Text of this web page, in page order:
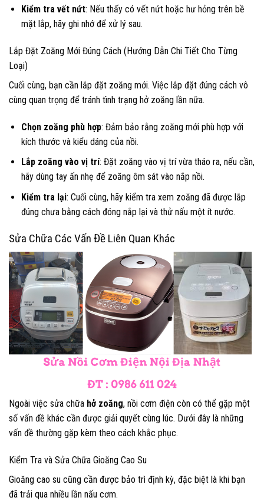
Kiểm tra vết nứt: Nếu thấy có vết nứt hoặc hư hỏng trên bề
mặt lắp, hãy ghi nhớ để xử lý sau.
Lắp Đặt Zoăng Mới Đúng Cách (Hướng Dẫn Chi Tiết Cho Từng
Loại)
Cuối cùng, bạn cần lắp đặt zoăng mới. Việc lắp đặt đúng cách vô
cùng quan trọng để tránh tình trạng hở zoăng lần nữa.
Chọn zoăng phù hợp: Đảm bảo rằng zoăng mới phù hợp với
kích thước và kiểu dáng của nồi.
Lắp zoăng vào vị trí: Đặt zoăng vào vị trí vừa tháo ra, nếu cần,
hãy dùng tay ấn nhẹ để zoăng ôm sát vào nắp nồi.
Kiểm tra lại: Cuối cùng, hãy kiểm tra xem zoăng đã được lắp
đúng chưa bằng cách đóng nắp lại và thử nấu một ít nước.
Sửa Chữa Các Vấn Đề Liên Quan Khác
Ngoài việc sửa chữa hở zoăng, nồi cơm điện còn có thể gặp một
số vấn đề khác cần được giải quyết cùng lúc. Dưới đây là những
vấn đề thường gặp kèm theo cách khắc phục.
Kiểm Tra và Sửa Chữa Gioăng Cao Su
Gioăng cao su cũng cần được bảo trì định kỳ, đặc biệt là khi bạn
đã trải qua nhiều lần nấu cơm.